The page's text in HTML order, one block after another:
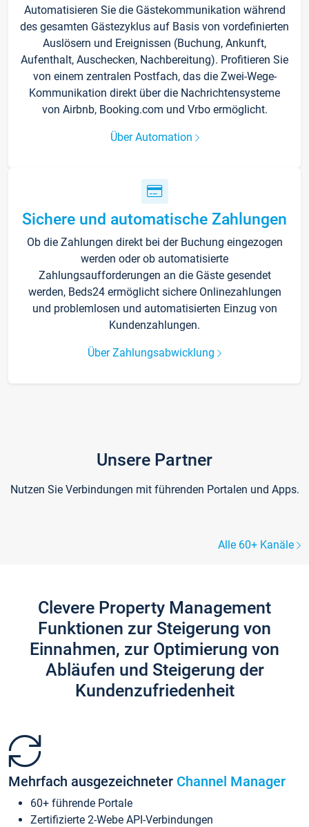
Automatisieren Sie die Gästekommunikation während
des gesamten Gästezyklus auf Basis von vordefinierten
Auslösern und Ereignissen (Buchung, Ankunft,
Aufenthalt, Auschecken, Nachbereitung). Profitieren Sie
von einem zentralen Postfach, das die Zwei-Wege-
Kommunikation direkt über die Nachrichtensysteme
von Airbnb, Booking.com und Vrbo ermöglicht.
Über Automation
Sichere und automatische Zahlungen
Ob die Zahlungen direkt bei der Buchung eingezogen
werden oder ob automatisierte
Zahlungsaufforderungen an die Gäste gesendet
werden, Beds24 ermöglicht sichere Onlinezahlungen
und problemlosen und automatisierten Einzug von
Kundenzahlungen.
Über Zahlungsabwicklung
Unsere Partner
Nutzen Sie Verbindungen mit führenden Portalen und Apps.
Alle 60+ Kanäle
Clevere Property Management
Funktionen zur Steigerung von
Einnahmen, zur Optimierung von
Abläufen und Steigerung der
Kundenzufriedenheit
Mehrfach ausgezeichneter Channel Manager
60+ führende Portale
Zertifizierte 2-Webe API-Verbindungen